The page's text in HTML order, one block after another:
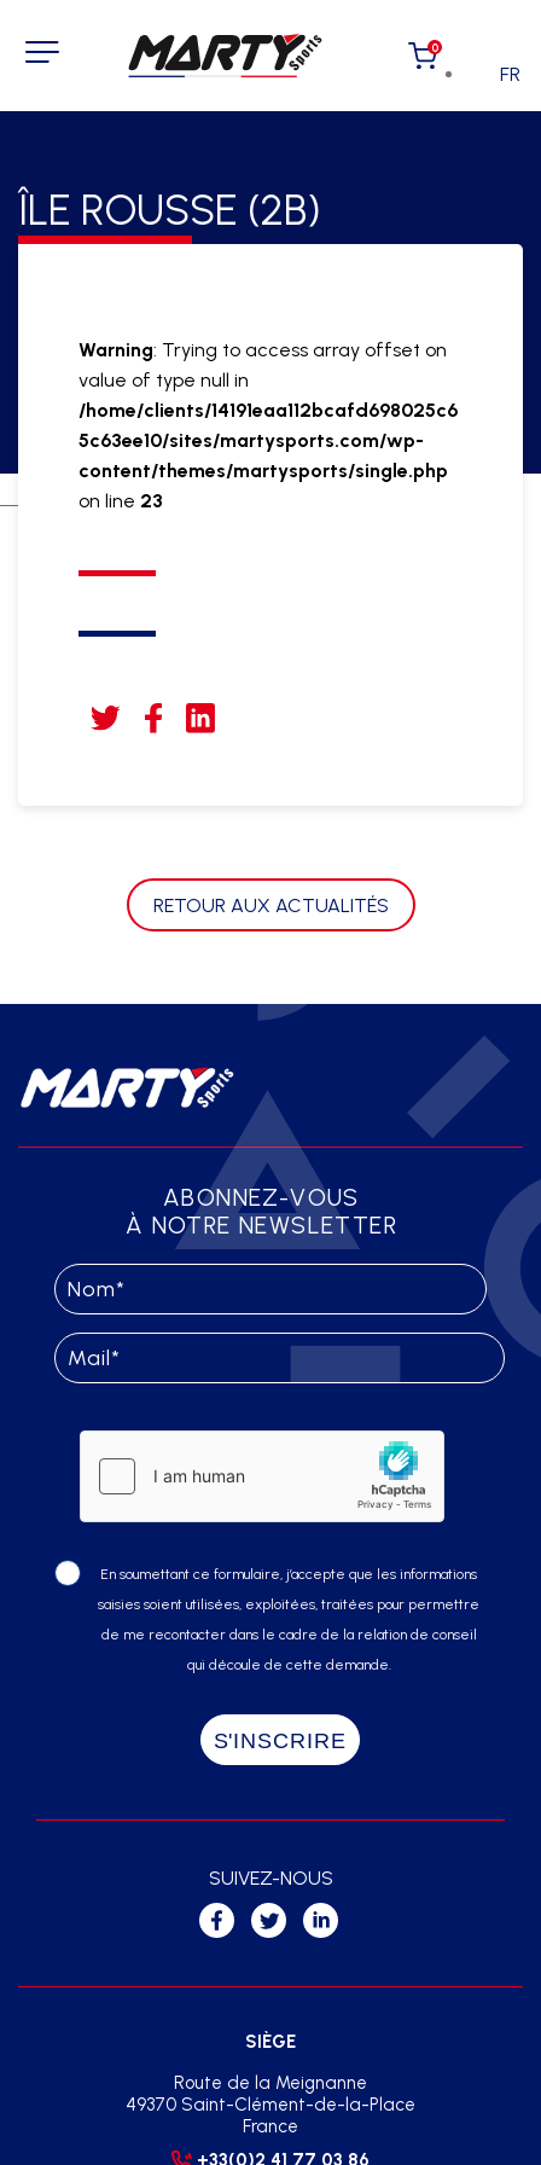
0
FR
ÎLE ROUSSE (2B)
Warning: Trying to access array offset on
value of type null in
/home/clients/14191eaa112bcafd698025c6
5c63ee10/sites/martysports.com/wp-
content/themes/martysports/single.php
on line 23
RETOUR AUX ACTUALITÉS
ABONNEZ-VOUS
À NOTRE NEWSLETTER
En soumettant ce formulaire, j’accepte que les informations
saisies soient utilisées, exploitées, traitées pour permettre
de me recontacter dans le cadre de la relation de conseil
qui découle de cette demande.
SIÈGE
Route de la Meignanne
49370 Saint-Clément-de-la-Place
France
+33(0)2 41 77 03 86
SUIVEZ-NOUS